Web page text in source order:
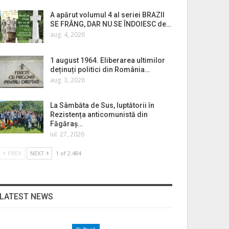
A apărut volumul 4 al seriei BRAZII
SE FRÂNG, DAR NU SE ÎNDOIESC de…
aug. 4, 2026
1 august 1964. Eliberarea ultimilor
deținuți politici din România…
aug. 3, 2026
La Sâmbăta de Sus, luptătorii în
Rezistența anticomunistă din
Făgăraș…
iul. 27, 2026
PREV NEXT 1 of 2.484
NEWS